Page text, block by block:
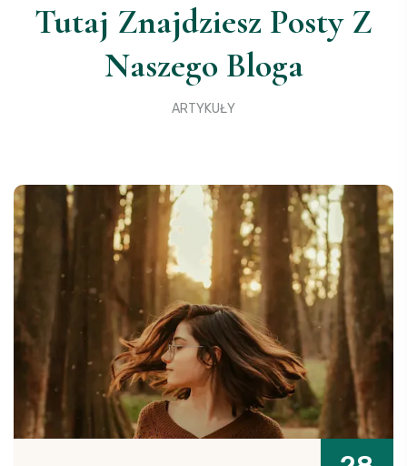
Tutaj Znajdziesz Posty Z
Naszego Bloga
ARTYKUŁY